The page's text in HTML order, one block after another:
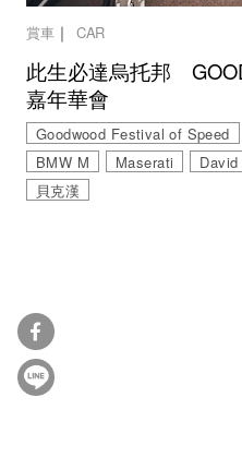
賞車｜ CAR
此生必達烏托邦
嘉年華會
Goodwood Festival of Speed
BMW M
Maserati
貝克漢